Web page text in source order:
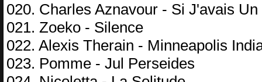
020. Charles Aznavour - Si J'avais Un
021. Zoeko - Silence
022. Alexis Therain - Minneapolis
023. Pomme - Jul Perseides